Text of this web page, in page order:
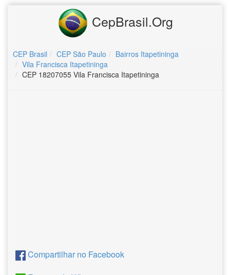
CepBrasil.Org
CEP Brasil CEP São Paulo
Bairros Itapetininga
Vila Francisca Itapetininga
CEP 18207055 Vila Francisca Itapetininga
Compartilhar no Facebook